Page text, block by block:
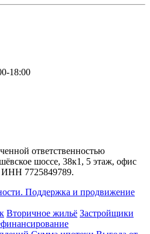
18:00
ответственностью
шоссе, 38к1, 5 этаж, офис
7725849789.
Поддержка и продвижение
Вторичное жильё Застройщики